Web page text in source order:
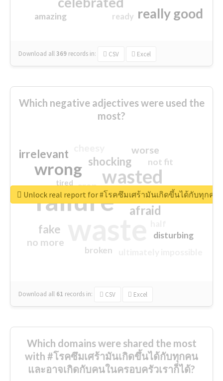
really good
amazing ready
Download all369 records in: CSV Excel
Which negative adjectives were used the
most?
failure
wasted
wrong
sorry
afraid
shocking
irrelevant
fake
worse
no more
crap
not fit
disturbing
closed
broken
tired
Download all 61 records in: CSV Excel
Unlock real report for #โรคซึมเศร้ามันเกิดขึ้นได้กับทุกค
Which domains were shared the most
with #โรคซึมเศร้ามันเกิดขึ้นได้กับทุกคน
และอาจเกิดกับคนในครอบครัวเราก็ได้?